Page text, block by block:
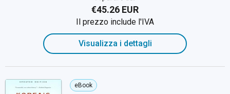
€45.26 EUR
Il prezzo include l'IVA
Visualizza i dettagli
eBook